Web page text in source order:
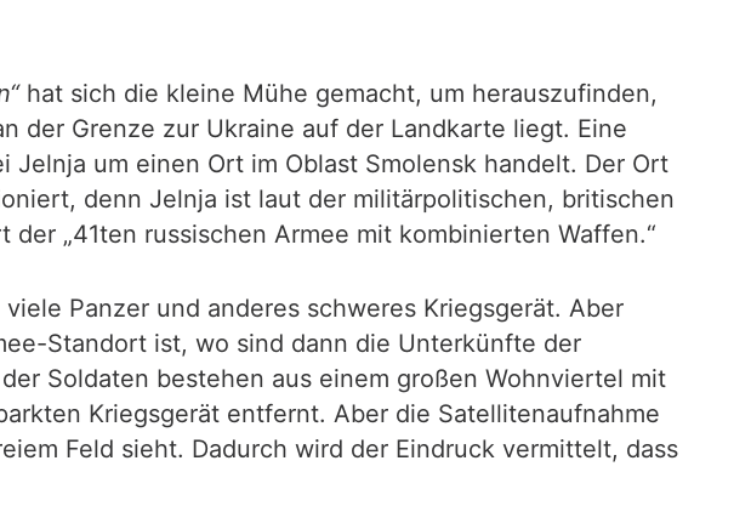
hat sich die kleine Mühe gemacht, um herauszufinden,
der Grenze zur Ukraine auf der Landkarte liegt. Eine
um einen Ort im Oblast Smolensk handelt. Der Ort
denn Jelnja ist laut der militärpolitischen, britischen
der „41ten russischen Armee mit kombinierten Waffen.“
Panzer und anderes schweres Kriegsgerät. Aber
Standort ist, wo sind dann die Unterkünfte der
Soldaten bestehen aus einem großen Wohnviertel mit
Kriegsgerät entfernt. Aber die Satellitenaufnahme
Feld sieht. Dadurch wird der Eindruck vermittelt, dass